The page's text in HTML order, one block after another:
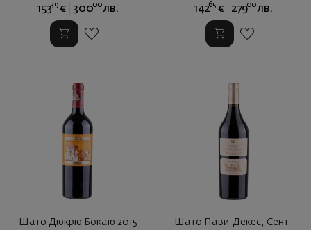
15339 € 30000 лв. 14265 € 27900 лв.
Шато Дюкрю Бокаю 2015
Шато Пави-Декес, Сент-